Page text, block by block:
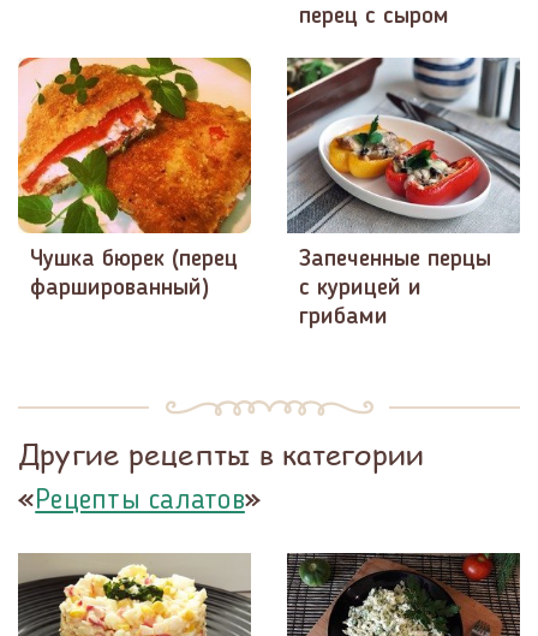
перец с сыром
Чушка бюрек (перец
фаршированный)
Запеченные перцы
с курицей и
грибами
Другие рецепты в категории
«Рецепты салатов»